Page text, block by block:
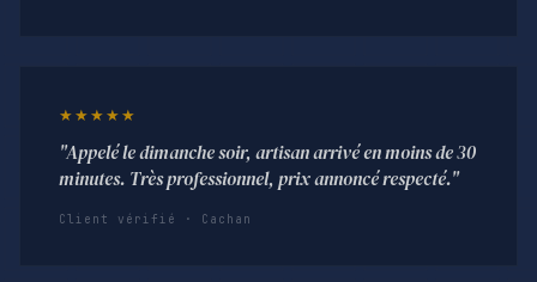
★★★★★
"Appelé le dimanche soir, artisan arrivé en moins de 30
minutes. Très professionnel, prix annoncé respecté."
Client vérifié · Cachan